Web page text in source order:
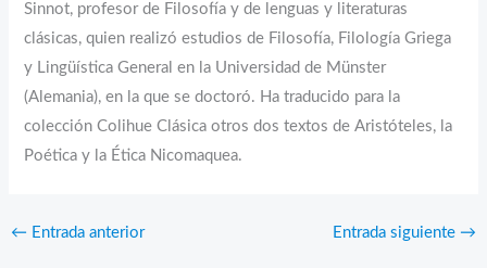
Sinnot, profesor de Filosofía y de lenguas y literaturas
clásicas, quien realizó estudios de Filosofía, Filología Griega
y Lingüística General en la Universidad de Münster
(Alemania), en la que se doctoró. Ha traducido para la
colección Colihue Clásica otros dos textos de Aristóteles, la
Poética y la Ética Nicomaquea.
← Entrada anterior Entrada siguiente →